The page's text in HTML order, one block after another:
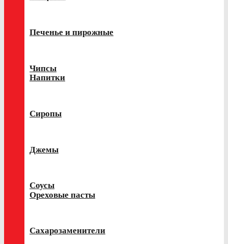
Печенье и пирожные
Чипсы
Напитки
Сиропы
Джемы
Соусы
Ореховые пасты
Сахарозаменители